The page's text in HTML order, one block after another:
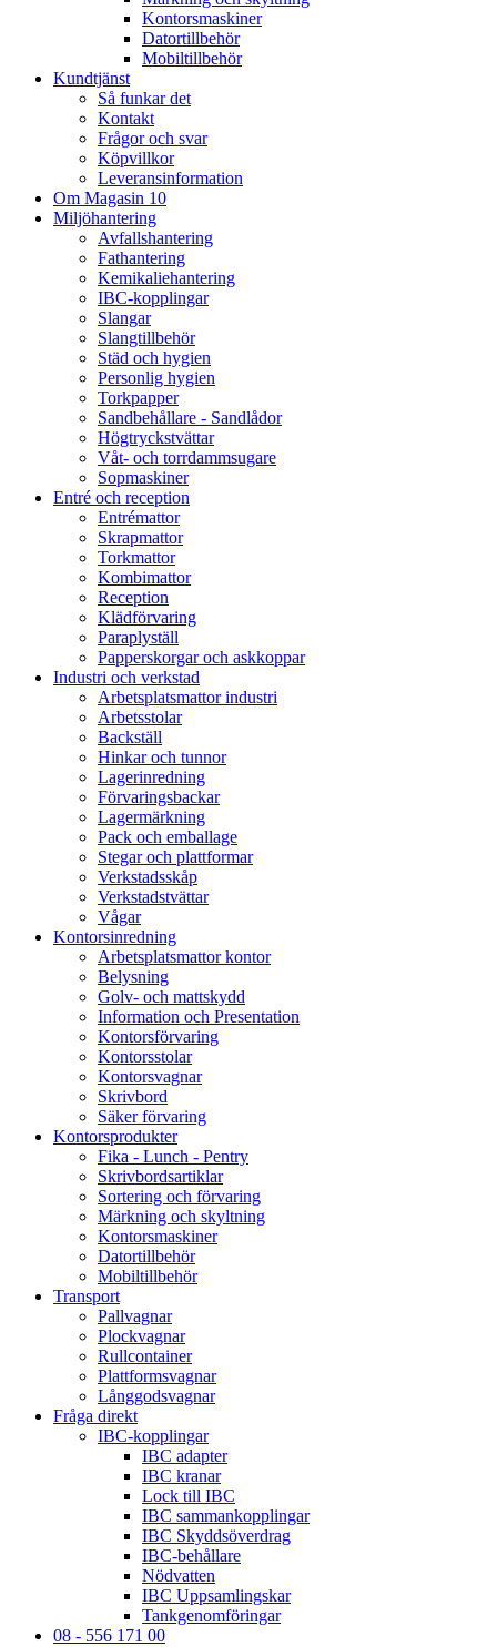
Kontorsmaskiner
Datortillbehör
Mobiltillbehör
Kundtjänst
Så funkar det
Kontakt
Frågor och svar
Köpvillkor
Leveransinformation
Om Magasin 10
Miljöhantering
Avfallshantering
Fathantering
Kemikaliehantering
IBC-kopplingar
Slangar
Slangtillbehör
Städ och hygien
Personlig hygien
Torkpapper
Sandbehållare - Sandlådor
Högtryckstvättar
Våt- och torrdammsugare
Sopmaskiner
Entré och reception
Entrémattor
Skrapmattor
Torkmattor
Kombimattor
Reception
Klädförvaring
Paraplyställ
Papperskorgar och askkoppar
Industri och verkstad
Arbetsplatsmattor industri
Arbetsstolar
Backställ
Hinkar och tunnor
Lagerinredning
Förvaringsbackar
Lagermärkning
Pack och emballage
Stegar och plattformar
Verkstadsskåp
Verkstadstvättar
Vågar
Kontorsinredning
Arbetsplatsmattor kontor
Belysning
Golv- och mattskydd
Information och Presentation
Kontorsförvaring
Kontorsstolar
Kontorsvagnar
Skrivbord
Säker förvaring
Kontorsprodukter
Fika - Lunch - Pentry
Skrivbordsartiklar
Sortering och förvaring
Märkning och skyltning
Kontorsmaskiner
Datortillbehör
Mobiltillbehör
Transport
Pallvagnar
Plockvagnar
Rullcontainer
Plattformsvagnar
Långgodsvagnar
Fråga direkt
IBC-kopplingar
IBC adapter
IBC kranar
Lock till IBC
IBC sammankopplingar
IBC Skyddsöverdrag
IBC-behållare
Nödvatten
IBC Uppsamlingskar
Tankgenomföringar
08 - 556 171 00